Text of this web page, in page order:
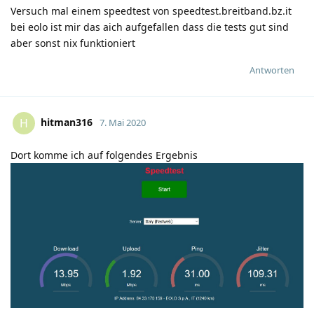
Versuch mal einem speedtest von speedtest.breitband.bz.it
bei eolo ist mir das aich aufgefallen dass die tests gut sind
aber sonst nix funktioniert
Antworten
H hitman316 7. Mai 2020
Dort komme ich auf folgendes Ergebnis